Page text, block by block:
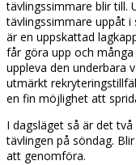
tävlingssimmare blir till.
tävlingssimmare uppåt i
är en uppskattad
får göra upp och
uppleva den underbara
utmärkt
en fin möjlighet att
I dagsläget så är det
tävlingen på söndag.
att genomföra.